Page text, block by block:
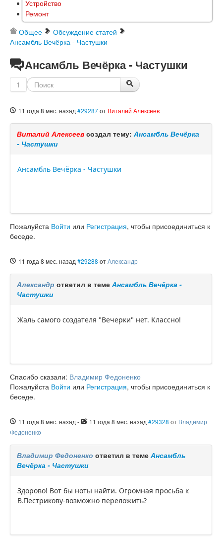
Устройство
Ремонт
Общее
Обсуждение статей
Ансамбль Вечёрка - Частушки
Ансамбль Вечёрка - Частушки
1
11 года 8 мес. назад #29287от Виталий Алексеев
Виталий Алексеев создал тему: Ансамбль Вечёрка
- Частушки
Ансамбль Вечёрка - Частушки
Пожалуйста Войти или Регистрация, чтобы присоединиться к
беседе.
11 года 8 мес. назад #29288 отАлександр
Александр ответил в теме Ансамбль Вечёрка -
Частушки
Жаль самого создателя "Вечерки" нет. Классно!
Спасибо сказали: Владимир Федоненко
Пожалуйста Войти или Регистрация, чтобы присоединиться к
беседе.
11 года 8 мес. назад - 11 года 8 мес. назад #29328 от Владимир
Федоненко
Владимир Федоненко ответил в теме Ансамбль
Вечёрка - Частушки
Здорово! Вот бы ноты найти. Огромная просьба к
В.Пестрикову-возможно переложить?